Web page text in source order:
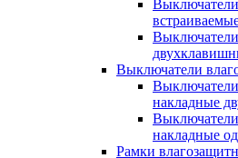
Выключатели
накладные
накладные
Рамки